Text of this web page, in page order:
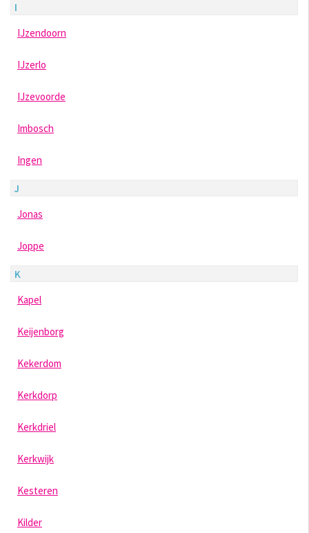
I
IJzendoorn
IJzerlo
IJzevoorde
Imbosch
Ingen
J
Jonas
Joppe
K
Kapel
Keijenborg
Kekerdom
Kerkdorp
Kerkdriel
Kerkwijk
Kesteren
Kilder